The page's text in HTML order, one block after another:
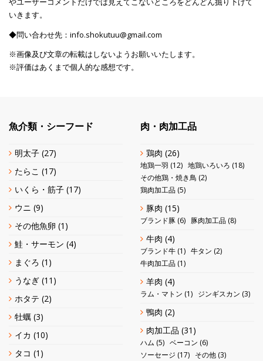
いきます。
◆問い合わせ先：info.shokutuu@gmail.com
※画像及び文章の転載はしないようお願いいたします。
※評価はあくまで個人的な感想です。
魚介類・シーフード
明太子 (27)
たらこ (17)
いくら・筋子 (17)
ウニ (9)
その他魚卵 (1)
鮭・サーモン (4)
まぐろ (1)
うなぎ (11)
ホタテ (2)
牡蠣 (3)
イカ (10)
タコ (1)
肉・肉加工品
鶏肉 (26)
地鶏一羽 (12) 地鶏いろいろ (18)
その他鶏・焼き鳥 (2)
鶏肉加工品 (5)
豚肉 (15)
ブランド豚 (6) 豚肉加工品 (8)
牛肉 (4)
ブランド牛 (1) 牛タン (2)
牛肉加工品 (1)
羊肉 (4)
ラム・マトン (1) ジンギスカン (3)
鴨肉 (2)
肉加工品 (31)
ハム (5) ベーコン (6)
ソーセージ (17) その他 (3)